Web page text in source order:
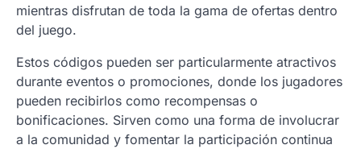
mientras disfrutan de toda la gama de ofertas dentro
del juego.
Estos códigos pueden ser particularmente atractivos
durante eventos o promociones, donde los jugadores
pueden recibirlos como recompensas o
bonificaciones. Sirven como una forma de involucrar
a la comunidad y fomentar la participación continua